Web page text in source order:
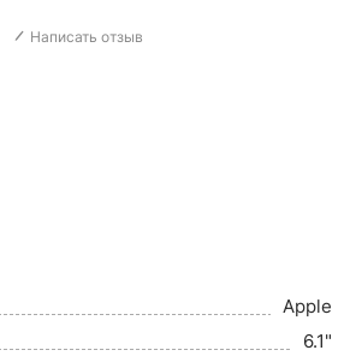
Написать отзыв
Apple
6.1"